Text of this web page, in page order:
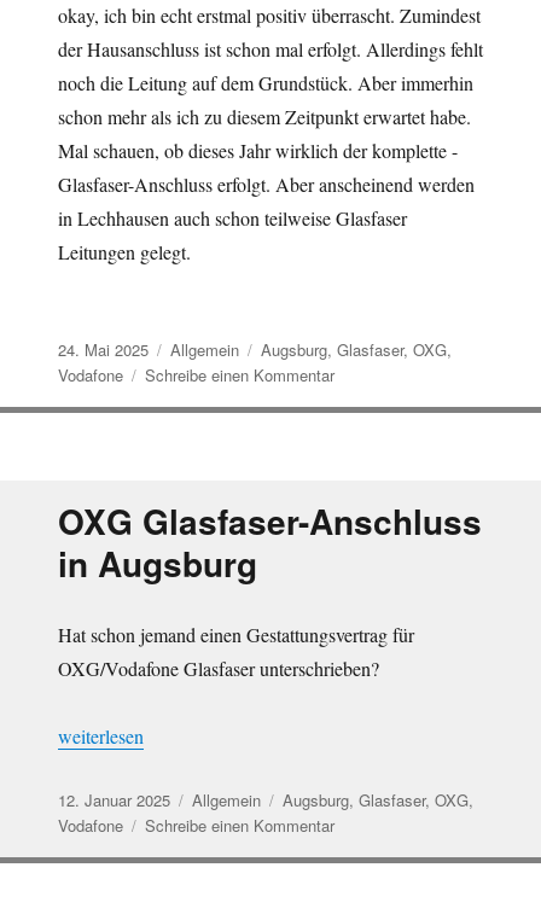
okay, ich bin echt erstmal positiv überrascht. Zumindest
der Hausanschluss ist schon mal erfolgt. Allerdings fehlt
noch die Leitung auf dem Grundstück. Aber immerhin
schon mehr als ich zu diesem Zeitpunkt erwartet habe.
Mal schauen, ob dieses Jahr wirklich der komplette -
Glasfaser-Anschluss erfolgt. Aber anscheinend werden
in Lechhausen auch schon teilweise Glasfaser
Leitungen gelegt.
Veröffentlicht
am
24. Mai 2025 Kategorien
Allgemein Schlagwörter
Augsburg, Glasfaser, OXG,
Vodafone
Schreibe einen Kommentarzu
OXG Glasfaser-Anschluss
in Augsburg
Hat schon jemand einen Gestattungsvertrag für
OXG/Vodafone Glasfaser unterschrieben?
„OXG Glasfaser-Anschluss in Augsburg“
weiterlesen
Veröffentlicht
am
12. Januar 2025 Kategorien
Allgemein Schlagwörter
Augsburg, Glasfaser, OXG,
Vodafone
Schreibe einen Kommentarzu